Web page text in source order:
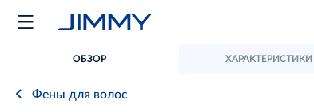
ОБЗОР ХАРАКТЕРИСТИКИ
Фены для волос